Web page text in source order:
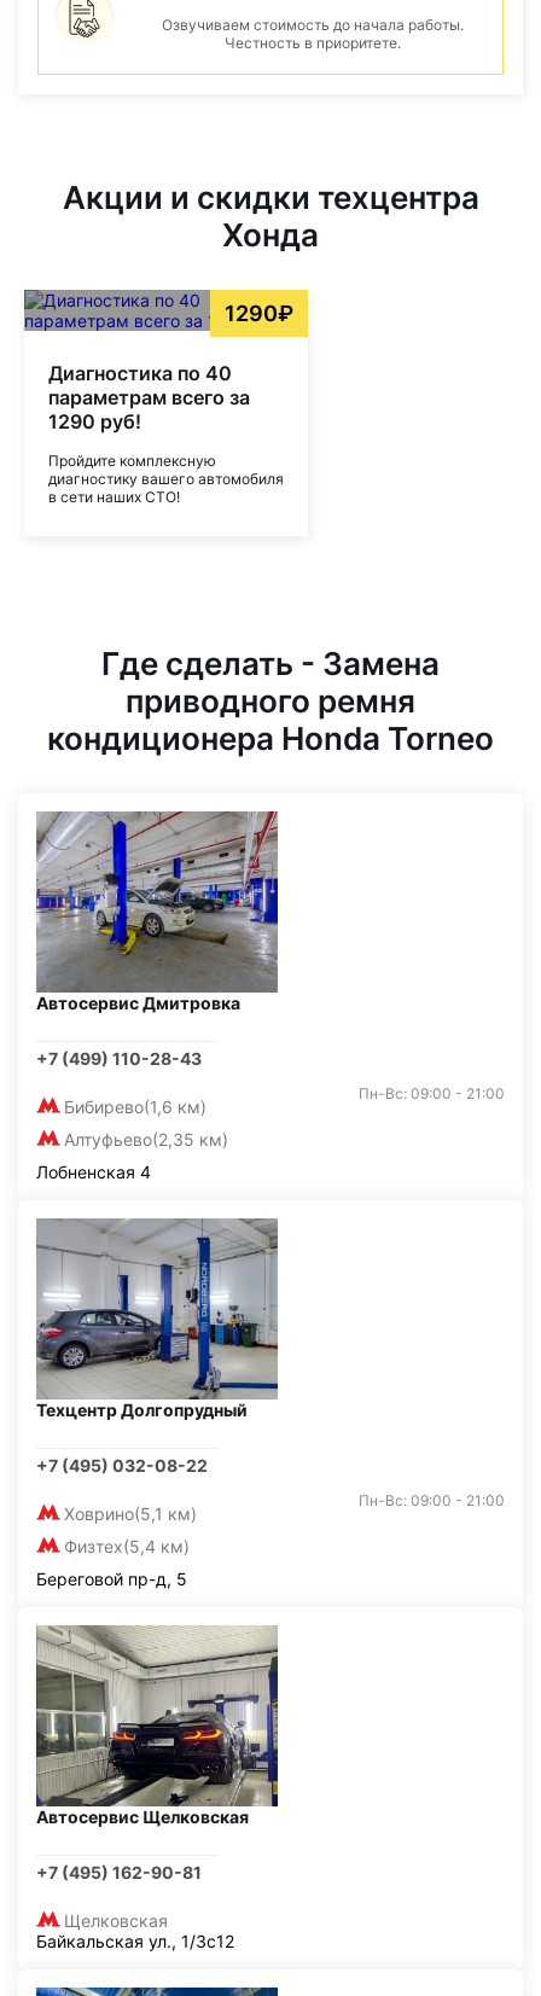
Озвучиваем стоимость до начала работы.
Честность в приоритете.
Акции и скидки техцентра
Хонда
1290₽
Диагностика по 40
параметрам всего за
1290 руб!
Пройдите комплексную
диагностику вашего автомобиля
в сети наших СТО!
Где сделать - Замена
приводного ремня
кондиционера Honda Torneo
Автосервис Дмитровка
+7 (499) 110-28-43
Бибирево(1,6 км)
Алтуфьево(2,35 км)
Пн-Вс: 09:00 - 21:00
Лобненская 4
Техцентр Долгопрудный
+7 (495) 032-08-22
Ховрино(5,1 км)
Физтех(5,4 км)
Пн-Вс: 09:00 - 21:00
Береговой пр-д, 5
Автосервис Щелковская
+7 (495) 162-90-81
Щелковская
Байкальская ул., 1/3с12